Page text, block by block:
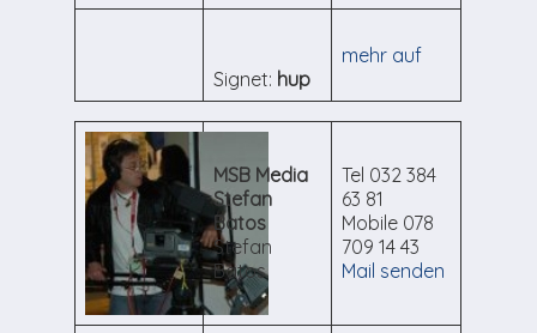
Signet: hup
mehr auf
MSB Media
Stefan
Batos
Stefan
Batos
Tel 032 384
63 81
Mobile 078
709 14 43
Mail senden